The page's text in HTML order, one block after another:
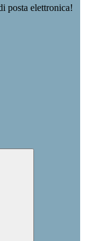
posta elettronica!